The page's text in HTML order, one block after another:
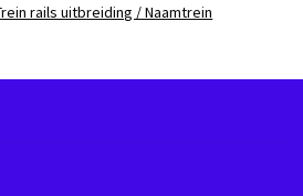
rails uitbreiding / Naamtrein